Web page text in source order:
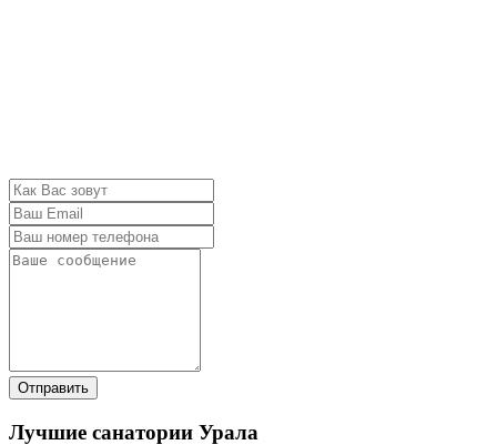
Отправить
Лучшие санатории Урала